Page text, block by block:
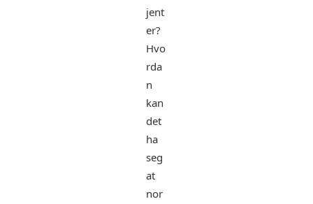
jent
er?
Hvo
rda
n
kan
det
ha
seg
at
nor